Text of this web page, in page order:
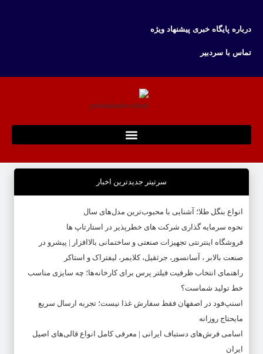
درباره پایگاه خبری پیشنهاد ویژه
تماس با سردبیر
سرتیتر جدیدترین اخبار
انواع بنگل طلا؛ آشنایی با محبوب‌ترین مدل‌های سال
نحوه سرمایه‌ گذاری شرکت‌ های خطرپذیر در استارتاپ ها
فروشگاه اینترنتی تجهیزات صنعتی و ساختمانی بالاافزار | پیشرو در
صنعت بالابر ، آسانسور، جرثقیل، کلایمر، لیفتراک و استاکر
راهنمای انتخاب ظرفیت فیلتر پرس برای کارخانه‌ها؛ چه سایزی مناسب
خط تولید شماست؟
اسنپ‌فود در اصفهان فقط سفارش غذا نیست؛ تجربه ارسال سریع
مایحتاج روزانه
اسامی فرش‌های دستباف ایرانی | معرفی کامل انواع قالی‌های اصیل
ایران